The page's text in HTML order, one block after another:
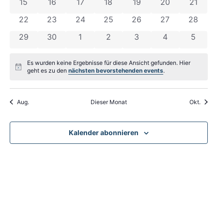
0 events
22 0 events
23 0 events
24 0 events
25 0 events
26 0 events
27 0
28
0 events
29 0 events
30 0 events
1 0 events
2 0 events
3 0 events
4 0
5
Notice
Es wurden keine Ergebnisse für diese Ansicht gefunden. Hier
geht es zu dennächsten bevorstehenden events.
Aug. Dieser Monat Okt.
Kalender abonnieren